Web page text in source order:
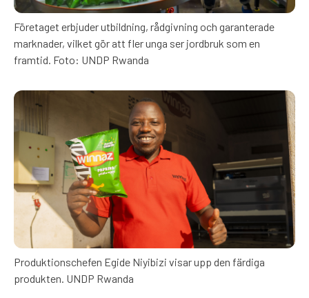
Företaget erbjuder utbildning, rådgivning och garanterade
marknader, vilket gör att fler unga ser jordbruk som en
framtid. Foto: UNDP Rwanda
Produktionschefen Egide Niyibizi visar upp den färdiga
produkten. UNDP Rwanda